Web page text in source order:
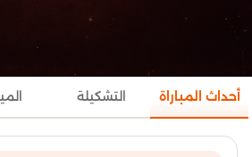
أحداث المباراة التشكيلة